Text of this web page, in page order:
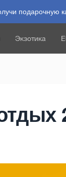
подарочную
Экзотика